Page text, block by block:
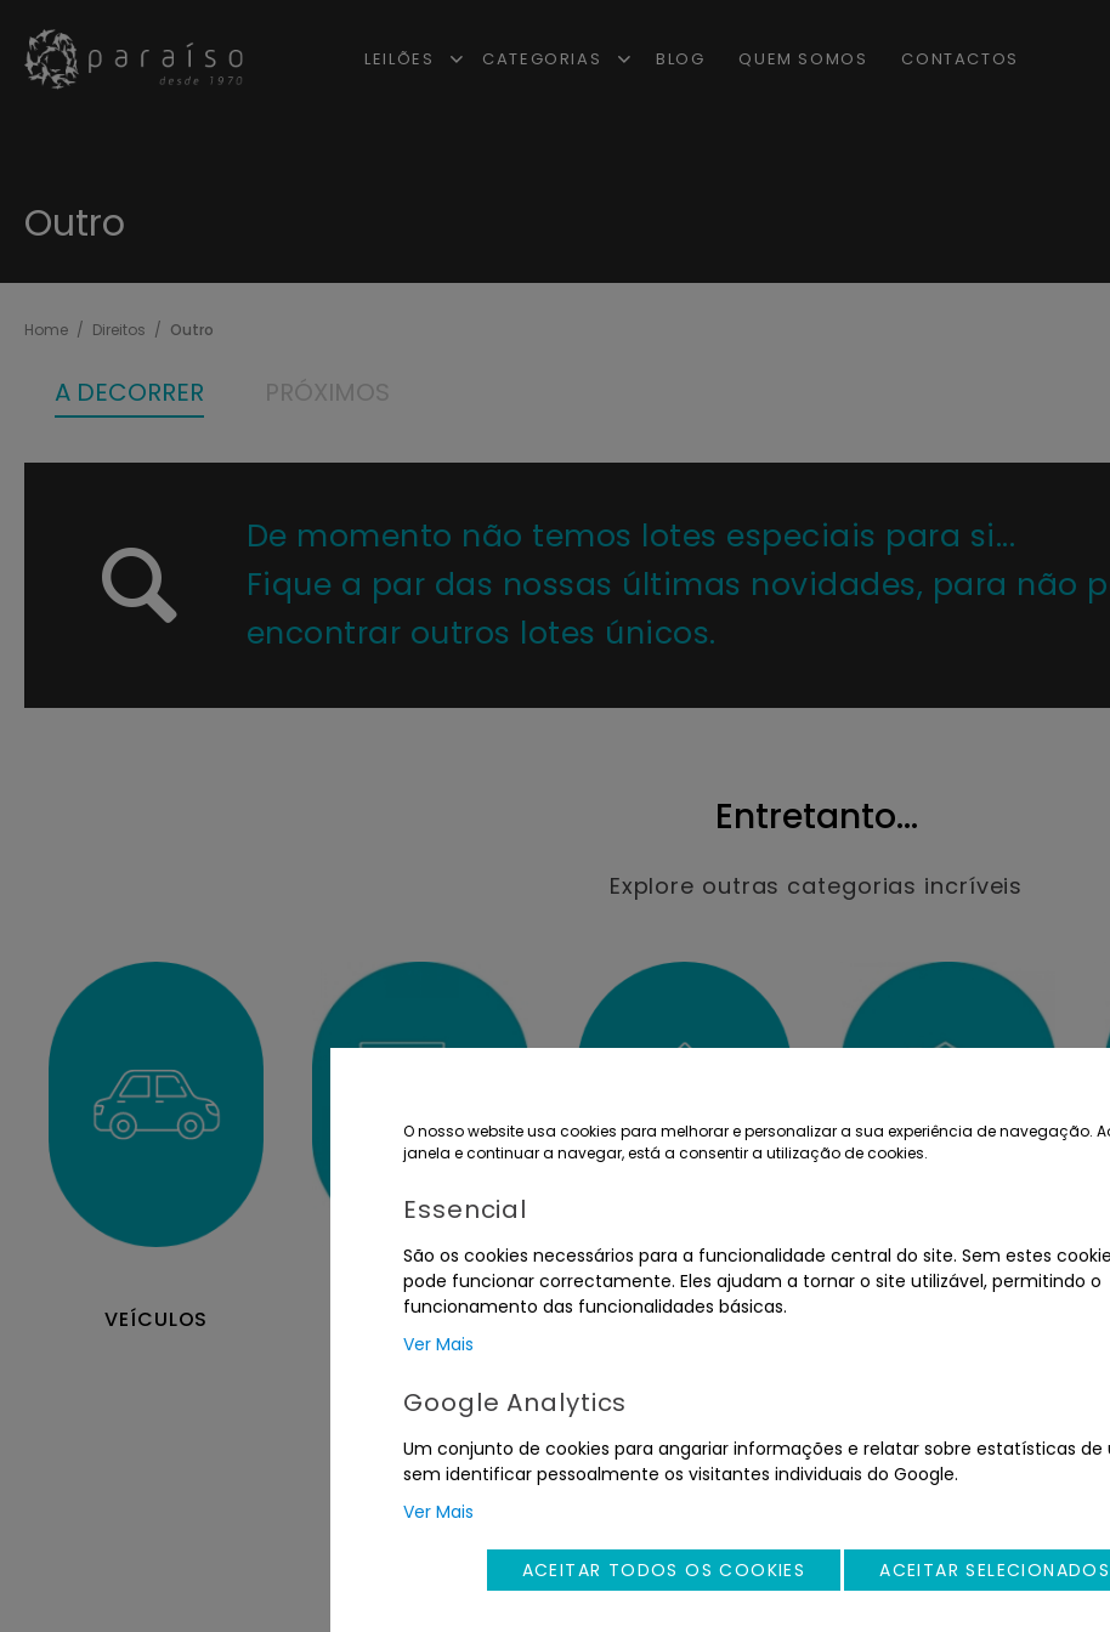
O nosso website usa cookies para melhorar e personalizar a sua experiência de navegação.
janela e continuar a navegar, está a consentir a utilização de cookies.
Essencial
São os cookies necessários para a funcionalidade central do site. Sem estes
pode funcionar correctamente. Eles ajudam a tornar o site utilizável, permitindo o
funcionamento das funcionalidades básicas.
Ver Mais
Google Analytics
Um conjunto de cookies para angariar informações e relatar sobre estatísticas de
sem identificar pessoalmente os visitantes individuais do Google.
Ver Mais
ACEITAR TODOS OS COOKIES ACEITAR SELECIONADOS
LEILÕES CATEGORIAS BLOG QUEM SOMOS CONTACTOS
Outro
Home Direitos Outro
A DECORRER PRÓXIMOS
De momento não temos lotes especiais para si...
Fique a par das nossas últimas novidades, para não
encontrar outros lotes únicos.
Entretanto...
Explore outras categorias incríveis
VEÍCULOS IMÓVEIS MOBILIÁRIO